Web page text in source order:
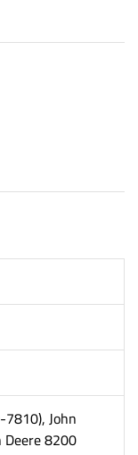
John
Deere 8200